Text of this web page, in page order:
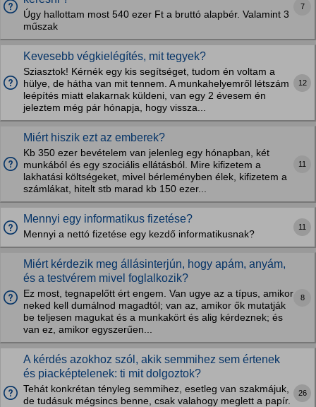
Úgy hallottam most 540 ezer Ft a bruttó alapbér. Valamint 3
műszak
7
Kevesebb végkielégítés, mit tegyek?
Sziasztok! Kérnék egy kis segítséget, tudom én voltam a
hülye, de hátha van mit tennem. A munkahelyemről létszám
leépítés miatt elakarnak küldeni, van egy 2 évesem én
jeleztem még pár hónapja, hogy vissza...
12
Miért hiszik ezt az emberek?
Kb 350 ezer bevételem van jelenleg egy hónapban, két
munkából és egy szociális ellátásból. Mire kifizetem a
lakhatási költségeket, mivel bérleményben élek, kifizetem a
számlákat, hitelt stb marad kb 150 ezer...
11
Mennyi egy informatikus fizetése?
Mennyi a nettó fizetése egy kezdő informatikusnak?
11
Miért kérdezik meg állásinterjún, hogy apám, anyám,
és a testvérem mivel foglalkozik?
Ez most, tegnapelőtt ért engem. Van ugye az a típus, amikor
neked kell dumálnod magadtól; van az, amikor ők mutatják
be teljesen magukat és a munkakört és alig kérdeznek; és
van ez, amikor egyszerűen...
8
A kérdés azokhoz szól, akik semmihez sem értenek
és piacképtelenek: ti mit dolgoztok?
Tehát konkrétan tényleg semmihez, esetleg van szakmájuk,
de tudásuk mégsincs benne, csak valahogy meglett a papír.
26